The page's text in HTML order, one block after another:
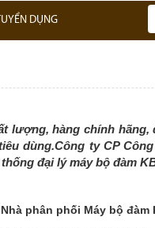
DỤNG
lượng, hàng chính
dùng.Công ty CP
đại lý máy bộ đàm
phân phối Máy bộ